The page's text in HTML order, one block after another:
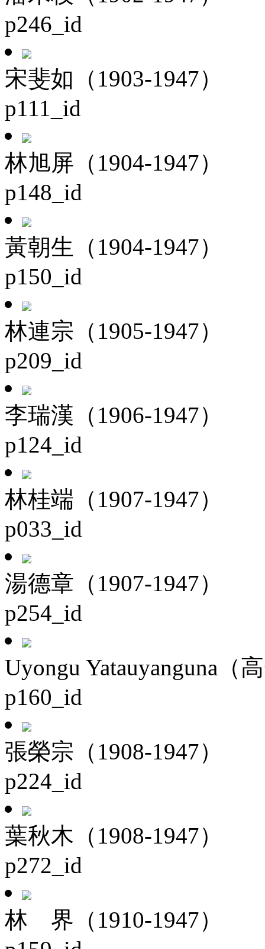
p246_id
宋斐如（1903-1947）
p111_id
林旭屏（1904-1947）
p148_id
黃朝生（1904-1947）
p150_id
林連宗（1905-1947）
p209_id
李瑞漢（1906-1947）
p124_id
林桂端（1907-1947）
p033_id
湯德章（1907-1947）
p254_id
Uyongu Yatauyanguna（
p160_id
張榮宗（1908-1947）
p224_id
葉秋木（1908-1947）
p272_id
林 界（1910-1947）